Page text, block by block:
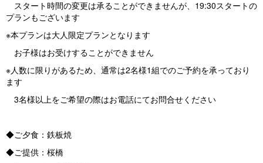
スタート時間の変更は承ることができませんが、19:30スタートの
プランもございます
※本プランは大人限定プランとなります
お子様はお受けすることができません
※人数に限りがあるため、通常は2名様1組でのご予約を承っており
ます
3名様以上をご希望の際はお電話にてお問合せください
◆ご夕食：鉄板焼
◆ご提供：桜橋